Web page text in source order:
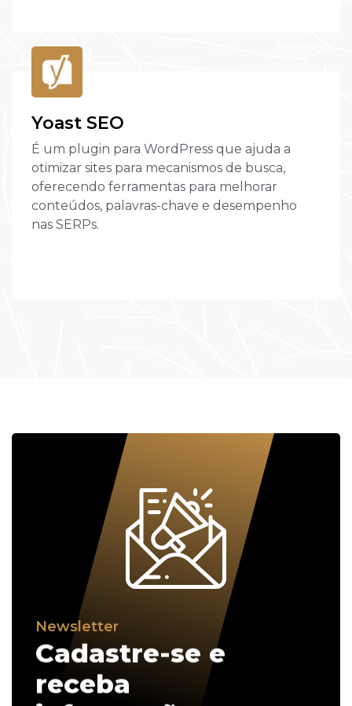
Yoast SEO
É um plugin para WordPress que ajuda a
otimizar sites para mecanismos de busca,
oferecendo ferramentas para melhorar
conteúdos, palavras-chave e desempenho
nas SERPs.
Newsletter
Cadastre-se e
receba